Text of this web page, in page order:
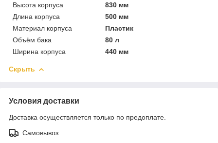
Высота корпуса
830 мм
Длина корпуса
500 мм
Материал корпуса
Пластик
Объём бака
80 л
Ширина корпуса
440 мм
Скрыть
Условия доставки
Доставка осуществляется только по предоплате.
Самовывоз